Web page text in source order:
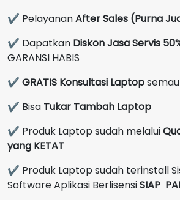
✔ PelayananAfter Sales (Purna
✔ Dapatkan Diskon Jasa Servis
GARANSI HABIS
✔ GRATIS Konsultasi Laptop
✔ Bisa Tukar Tambah Laptop
✔ Produk Laptop sudah melalui
yang KETAT
✔ Produk Laptop sudah terinstall
Software Aplikasi BerlisensiSIAP